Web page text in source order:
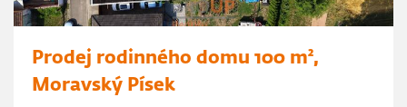
Prodej rodinného domu 100 m²,
Moravský Písek